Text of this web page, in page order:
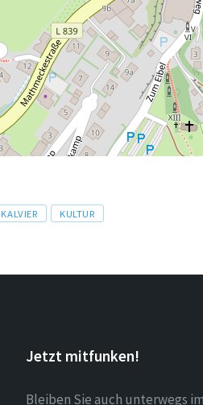
KALVIER KULTUR
Jetzt mitfunken!
Bleiben Sie auch unterwegs